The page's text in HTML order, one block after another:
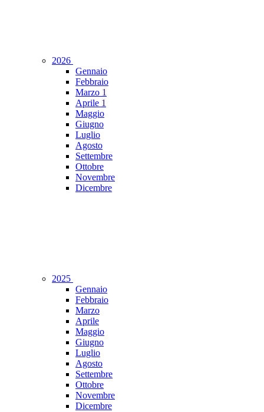
2026
Gennaio
Febbraio
Marzo 1
Aprile 1
Maggio
Giugno
Luglio
Agosto
Settembre
Ottobre
Novembre
Dicembre
2025
Gennaio
Febbraio
Marzo
Aprile
Maggio
Giugno
Luglio
Agosto
Settembre
Ottobre
Novembre
Dicembre